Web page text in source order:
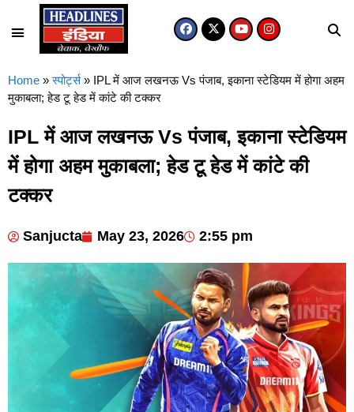
Home » स्पोर्ट्स » IPL में आज लखनऊ Vs पंजाब, इकाना स्टेडियम में होगा अहम
मुकाबला; हेड टू हेड में कांटे की टक्कर
IPL में आज लखनऊ Vs पंजाब, इकाना स्टेडियम
में होगा अहम मुकाबला; हेड टू हेड में कांटे की
टक्कर
Sanjucta May 23, 2026 2:55 pm